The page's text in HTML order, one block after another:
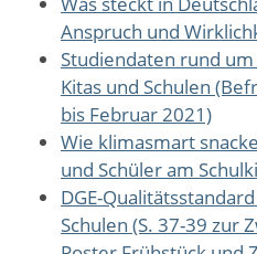
Anspruch und
Studiendaten rund
Kitas und Schulen
bis Februar 2021)
Wie klimasmart
und Schüler am
DGE-
Schulen (S. 37-39 zur